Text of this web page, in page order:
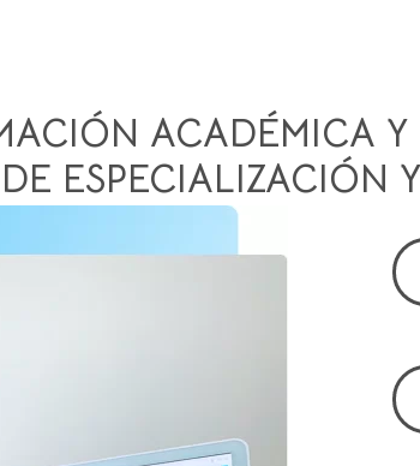
ACADÉMICA Y
ESPECIALIZACIÓN